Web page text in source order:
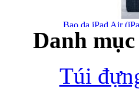
Bao da iPad Air
Danh
Túi